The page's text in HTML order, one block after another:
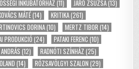
INKUBÁTORHÁZ (11) JÁRÓ ZSUZSA(13)
MÁTÉ(14) KRITIKA(261)
DORINA(10) MERTZ TIBOR (14)
PRODUKCIÓ (24) PATAKI FERENC (10)
(12) RADNÓTI SZÍNHÁZ (25)
(14) RÓZSAVÖLGYI SZALON (29)